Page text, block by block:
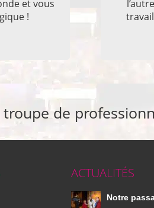
et vous
!
de
ACTUALITÉS
Notre